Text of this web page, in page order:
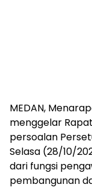
MEDAN,
menggelar
persoalan
Selasa (28/10/
dari fungsi
pembangunan